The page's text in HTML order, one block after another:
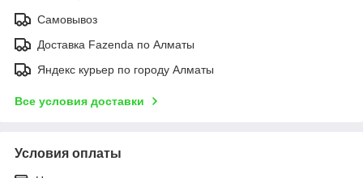
Самовывоз
Доставка Fazenda по Алматы
Яндекс курьер по городу Алматы
Все условия доставки
Условия оплаты